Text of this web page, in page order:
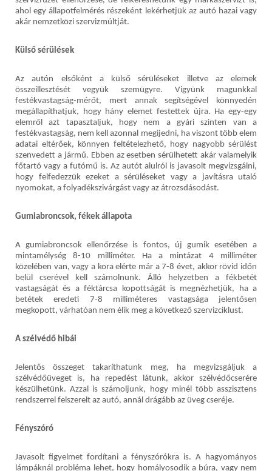
ahol egy állapotfelmérés részeként lekérhetjük az autó hazai vagy
akár nemzetközi szervizmúltját.
Külső sérülések
Az autón elsőként a külső sérüléseket illetve az elemek
összeillesztését vegyük szemügyre. Vigyünk magunkkal
festékvastagság-mérőt, mert annak segítségével könnyedén
megállapíthatjuk, hogy hány elemet festettek újra. Ha egy-egy
elemről azt tapasztaljuk, hogy nem a gyári szinten van a
festékvastagság, nem kell azonnal megijedni, ha viszont több elem
adatai eltérőek, könnyen feltételezhető, hogy nagyobb sérülést
szenvedett a jármű. Ebben az esetben sérülhetett akár valamelyik
főtartó vagy a futómű is. Az autót alulról is javasolt megvizsgálni,
hogy felfedezzük ezeket a sérüléseket vagy a javításra utaló
nyomokat, a folyadékszivárgást vagy az átrozsdásodást.
Gumiabroncsok, fékek állapota
A gumiabroncsok ellenőrzése is fontos, új gumik esetében a
mintamélység 8-10 milliméter. Ha a mintázat 4 milliméter
közelében van, vagy a kora elérte már a 7-8 évet, akkor rövid időn
belül cserével kell számolnunk. Álló helyzetben a fékbetét
vastagságát és a féktárcsa kopottságát is megnézhetjük, ha a
betétek eredeti 7-8 milliméteres vastagsága jelentősen
megkopott, várhatóan nem élik meg a következő szervizciklust.
A szélvédő hibái
Jelentős összeget takaríthatunk meg, ha megvizsgáljuk a
szélvédőüveget is, ha repedést látunk, akkor szélvédőcserére
készülhetünk. Azzal is számoljunk, hogy minél több asszisztens
rendszerrel felszerelt az autó, annál drágább az üveg cseréje.
Fényszóró
Javasolt figyelmet fordítani a fényszórókra is. A hagyományos
lámpáknál probléma lehet, hogy homályosodik a búra, vagy nem